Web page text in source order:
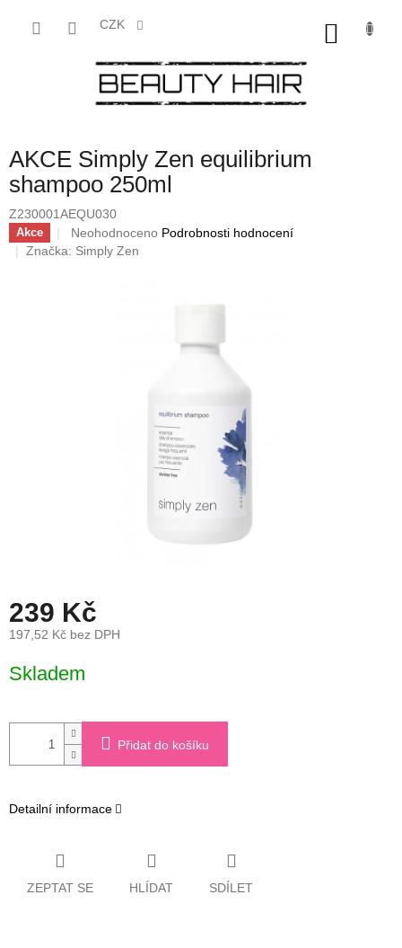
CZK
AKCE Simply Zen equilibrium
shampoo 250ml
Z230001AEQU030
Akce
Průměrné
hodnocení
Neohodnoceno Podrobnosti hodnocení
Značka: Simply Zen
239 Kč
197,52 Kč bez DPH
cena:
Skladem
Přidat do košíku
Detailní informace
ZEPTAT SE HLÍDAT SDÍLET